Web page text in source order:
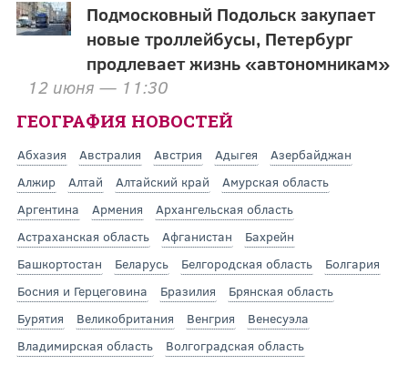
Подмосковный Подольск закупает
новые троллейбусы, Петербург
продлевает жизнь «автономникам»
12 июня — 11:30
ГЕОГРАФИЯ НОВОСТЕЙ
Абхазия Австралия Австрия Адыгея
Азербайджан
Алжир
Алтай Алтайский край
Амурская область
Аргентина
Армения
Архангельская область
Астраханская область
Афганистан
Бахрейн
Башкортостан
Беларусь Белгородская область
Болгария
Босния и Герцеговина
Бразилия
Брянская область
Бурятия
Великобритания Венгрия
Венесуэла
Владимирская область
Волгоградская область